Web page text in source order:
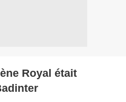
Royal était